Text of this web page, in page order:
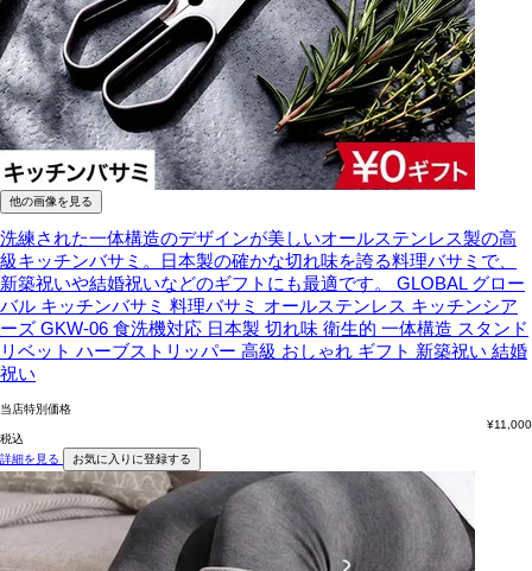
他の画像を見る
洗練された一体構造のデザインが美しいオールステンレス製の高
級キッチンバサミ。日本製の確かな切れ味を誇る料理バサミで、
新築祝いや結婚祝いなどのギフトにも最適です。
GLOBAL グロー
バル キッチンバサミ 料理バサミ オールステンレス キッチンシア
ーズ GKW-06 食洗機対応 日本製 切れ味 衛生的 一体構造 スタンド
リベット ハーブストリッパー 高級 おしゃれ ギフト 新築祝い 結婚
祝い
当店特別価格
¥11,000
税込
詳細を見る
お気に入りに登録する